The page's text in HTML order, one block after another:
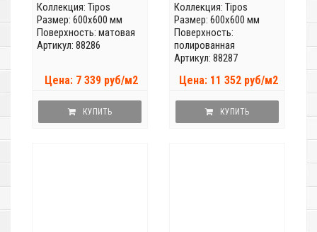
Коллекция: Tipos
Размер: 600x600 мм
Поверхность: матовая
Артикул: 88286
Цена: 7 339 руб/м2
КУПИТЬ
Коллекция: Tipos
Размер: 600x600 мм
Поверхность:
полированная
Артикул: 88287
Цена: 11 352 руб/м2
КУПИТЬ